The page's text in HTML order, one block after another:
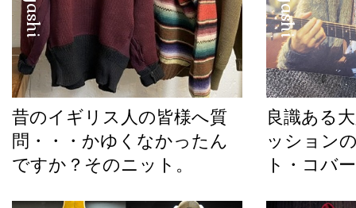
昔のイギリス人の皆様へ質
問・・・かゆくなかったん
ですか？そのニット。
良識ある
ッション
ト・コバ